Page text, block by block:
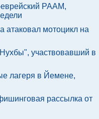
РААМ,
мотоцикл на
участвовавший в
лагеря в Йемене,
рассылка от